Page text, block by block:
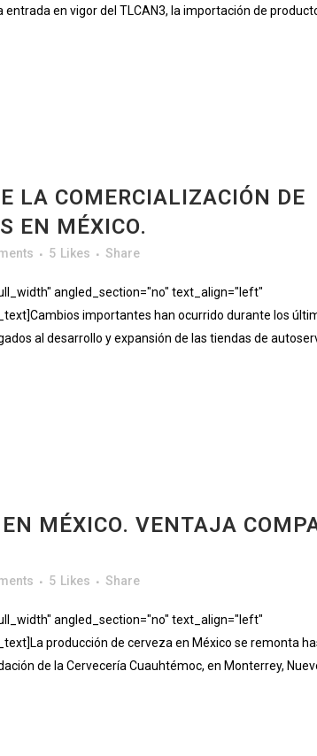
en vigor del TLCAN3, la importación de
LA COMERCIALIZACIÓN DE
EN MÉXICO.
5 Likes Share
angled_section="no" text_align="left"
importantes han ocurrido durante los
al desarrollo y expansión de las tiendas de
MÉXICO. VENTAJA
5 Likes Share
angled_section="no" text_align="left"
producción de cerveza en México se remonta
de la Cervecería Cuauhtémoc, en Monterrey, Nuevo